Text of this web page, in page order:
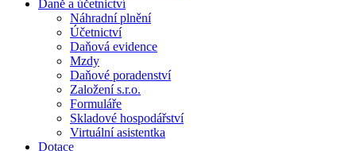
Daně a účetnictví
Náhradní plnění
Účetnictví
Daňová evidence
Mzdy
Daňové poradenství
Založení s.r.o.
Formuláře
Skladové hospodářství
Virtuální asistentka
Dotace